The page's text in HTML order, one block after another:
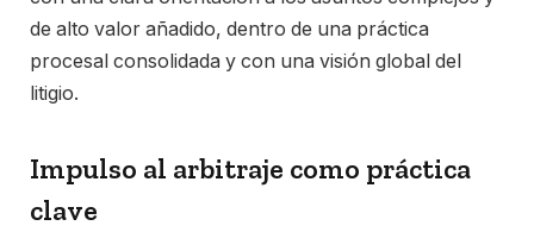
de alto valor añadido, dentro de una práctica
procesal consolidada y con una visión global del
litigio.
Impulso al arbitraje como práctica
clave